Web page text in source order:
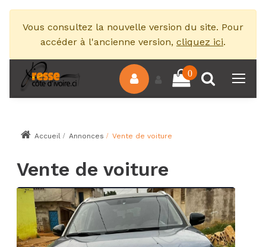
Vous consultez la nouvelle version du site. Pour
accéder à l'ancienne version, cliquez ici.
0
Accueil Annonces Vente de voiture
Vente de voiture